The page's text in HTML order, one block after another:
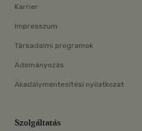
Karrier
Impresszum
Társadalmi programok
Adományozás
Akadálymentesítési nyilatkozat
Szolgáltatás